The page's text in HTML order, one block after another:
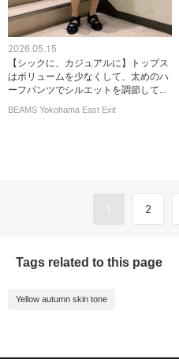
2026.05.15
【シックに、カジュアルに】トップス
はボリュームを少なくして、太めのハ
ーフパンツでシルエットを調節して...
BEAMS Yokohama East Exit
1 2
Tags related to this page
Yellow autumn skin tone